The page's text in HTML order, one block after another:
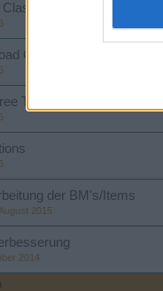
Game
To War
der BM's/Items
2015
2014